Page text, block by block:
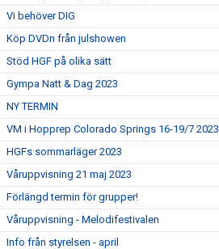
Vi behöver DIG
Köp DVDn från julshowen
Stöd HGF på olika sätt
Gympa Natt & Dag 2023
NY TERMIN
VM i Hopprep Colorado Springs 16-19/7 2023
HGFs sommarläger 2023
Våruppvisning 21 maj 2023
Förlängd termin för grupper!
Våruppvisning - Melodifestivalen
Info från styrelsen - april